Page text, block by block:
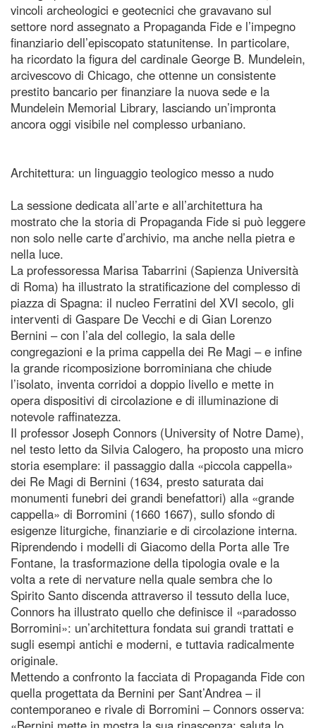
vincoli archeologici e geotecnici che gravavano sul
settore nord assegnato a Propaganda Fide e l’impegno
finanziario dell’episcopato statunitense. In particolare,
ha ricordato la figura del cardinale George B. Mundelein,
arcivescovo di Chicago, che ottenne un consistente
prestito bancario per finanziare la nuova sede e la
Mundelein Memorial Library, lasciando un’impronta
ancora oggi visibile nel complesso urbaniano.
Architettura: un linguaggio teologico messo a nudo
La sessione dedicata all’arte e all’architettura ha
mostrato che la storia di Propaganda Fide si può leggere
non solo nelle carte d’archivio, ma anche nella pietra e
nella luce.
La professoressa Marisa Tabarrini (Sapienza Università
di Roma) ha illustrato la stratificazione del complesso di
piazza di Spagna: il nucleo Ferratini del XVI secolo, gli
interventi di Gaspare De Vecchi e di Gian Lorenzo
Bernini – con l’ala del collegio, la sala delle
congregazioni e la prima cappella dei Re Magi – e infine
la grande ricomposizione borrominiana che chiude
l’isolato, inventa corridoi a doppio livello e mette in
opera dispositivi di circolazione e di illuminazione di
notevole raffinatezza.
Il professor Joseph Connors (University of Notre Dame),
nel testo letto da Silvia Calogero, ha proposto una micro
storia esemplare: il passaggio dalla «piccola cappella»
dei Re Magi di Bernini (1634, presto saturata dai
monumenti funebri dei grandi benefattori) alla «grande
cappella» di Borromini (1660 1667), sullo sfondo di
esigenze liturgiche, finanziarie e di circolazione interna.
Riprendendo i modelli di Giacomo della Porta alle Tre
Fontane, la trasformazione della tipologia ovale e la
volta a rete di nervature nella quale sembra che lo
Spirito Santo discenda attraverso il tessuto della luce,
Connors ha illustrato quello che definisce il «paradosso
Borromini»: un’architettura fondata sui grandi trattati e
sugli esempi antichi e moderni, e tuttavia radicalmente
originale.
Mettendo a confronto la facciata di Propaganda Fide con
quella progettata da Bernini per Sant’Andrea – il
contemporaneo e rivale di Borromini – Connors osserva: